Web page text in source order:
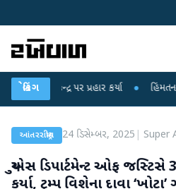
બ્રેકિંગ
પર પ્રહાર કર્યા ● હિંમતનગરમાં
આંતરરાષ્ટ્રીય 24 ડિસેમ્બર, 2025 Super
યુએસ ડિપાર્ટમેન્ટ ઓફ જસ્ટિસે
કર્યા, ટ્રમ્પ વિશેના દાવા